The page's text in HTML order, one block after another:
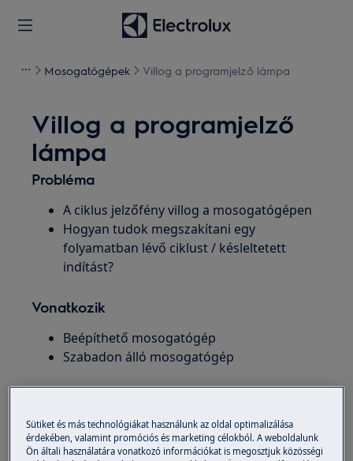
Mosogatógépek Villog a programjelző lámpa
Villog a programjelző
lámpa
Probléma
A ciklus jelzőfény villog a mosogatógépen
Hogyan tudok megszakítani egy
folyamatban lévő ciklust / késleltetett
indítást?
Vonatkozik
Beépíthető mosogatógép
Szabadon álló mosogatógép
1. Győződjön meg arról, hogy a készülék ajtaja
teljesen be van csukva (kattanást kell hallania).
Sütiket és más technológiákat használunk az oldal optimalizálása
érdekében, valamint promóciós és marketing célokból. A weboldalunk
Ön általi használatára vonatkozó információkat is megosztjuk közösségi